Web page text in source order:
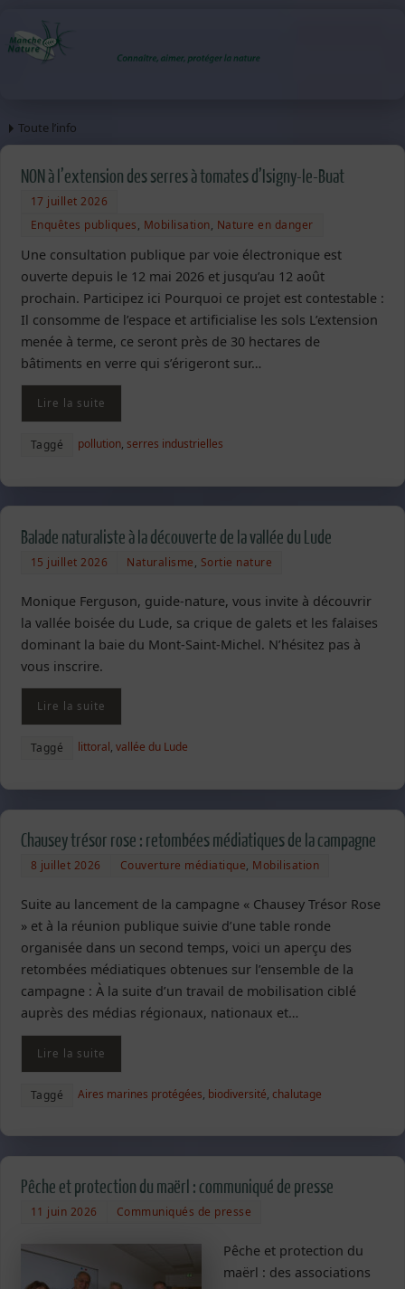
Toute l’info
NON à l’extension des serres à tomates d’Isigny-le-Buat
17 juillet 2026
Enquêtes publiques, Mobilisation, Nature en danger
Une consultation publique par voie électronique est
ouverte depuis le 12 mai 2026 et jusqu’au 12 août
prochain. Participez ici Pourquoi ce projet est contestable :
Il consomme de l’espace et artificialise les sols L’extension
menée à terme, ce seront près de 30 hectares de
bâtiments en verre qui s’érigeront sur…
Lire la suite
Taggé pollution,serres industrielles
Balade naturaliste à la découverte de la vallée du Lude
15 juillet 2026 Naturalisme, Sortie nature
Monique Ferguson, guide-nature, vous invite à découvrir
la vallée boisée du Lude, sa crique de galets et les falaises
dominant la baie du Mont-Saint-Michel. N’hésitez pas à
vous inscrire.
Lire la suite
Taggé littoral,vallée du Lude
Chausey trésor rose : retombées médiatiques de la campagne
8 juillet 2026 Couverture médiatique, Mobilisation
Suite au lancement de la campagne « Chausey Trésor Rose
» et à la réunion publique suivie d’une table ronde
organisée dans un second temps, voici un aperçu des
retombées médiatiques obtenues sur l’ensemble de la
campagne : À la suite d’un travail de mobilisation ciblé
auprès des médias régionaux, nationaux et…
Lire la suite
Taggé Aires marines protégées, biodiversité,chalutage
Pêche et protection du maërl : communiqué de presse
11 juin 2026 Communiqués de presse
Pêche et protection du
maërl : des associations